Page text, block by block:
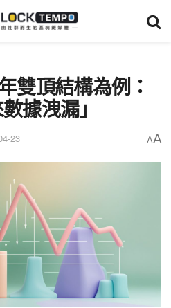
雙頂結構為例：
據洩漏」
23 AA